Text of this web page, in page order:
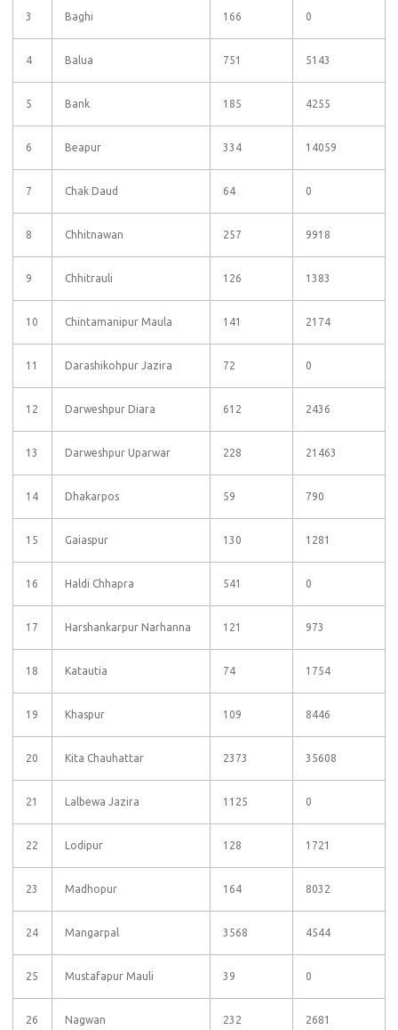
3 Baghi 166 0
4 Balua 751 5143
5 Bank 185 4255
6 Beapur 334 14059
7 Chak Daud 64 0
8 Chhitnawan 257 9918
9 Chhitrauli 126 1383
10 Chintamanipur Maula 141 2174
11 Darashikohpur Jazira 72 0
12 Darweshpur Diara 612 2436
13 Darweshpur Uparwar 228 21463
14 Dhakarpos 59 790
15 Gaiaspur 130 1281
16 Haldi Chhapra 541 0
17 Harshankarpur Narhanna 121 973
18 Katautia 74 1754
19 Khaspur 109 8446
20 Kita Chauhattar 2373 35608
21 Lalbewa Jazira 1125 0
22 Lodipur 128 1721
23 Madhopur 164 8032
24 Mangarpal 3568 4544
25 Mustafapur Mauli 39 0
26 Nagwan 232 2681